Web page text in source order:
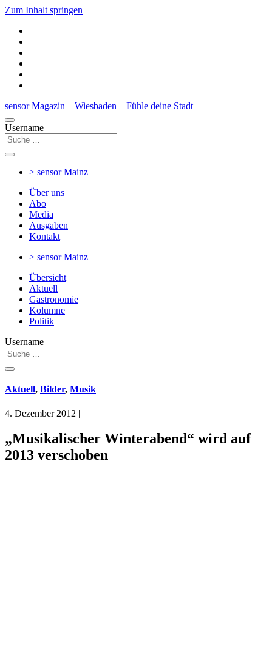
Zum Inhalt springen
sensor Magazin – Wiesbaden – Fühle deine Stadt
Username
> sensorMainz
Über uns
Abo
Media
Ausgaben
Kontakt
> sensorMainz
Übersicht
Aktuell
Gastronomie
Kolumne
Politik
Username
Aktuell, Bilder, Musik
4. Dezember 2012 |
„Musikalischer Winterabend“ wird auf
2013 verschoben